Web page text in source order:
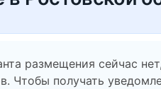
размещения сейчас
Чтобы получать